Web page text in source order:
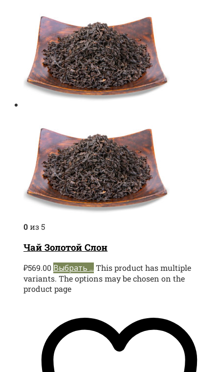
0из 5
Чай Золотой Слон
₽569.00 Выбрать ... This product has multiple
variants. The options may be chosen on the
product page